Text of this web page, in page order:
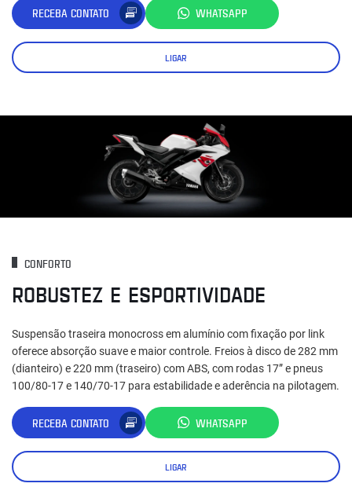
RECEBA CONTATO WHATSAPP
LIGAR
CONFORTO
ROBUSTEZ E ESPORTIVIDADE
Suspensão traseira monocross em alumínio com fixação por link
oferece absorção suave e maior controle. Freios à disco de 282 mm
(dianteiro) e 220 mm (traseiro) com ABS, com rodas 17” e pneus
100/80‑17 e 140/70‑17 para estabilidade e aderência na pilotagem.
RECEBA CONTATO WHATSAPP
LIGAR